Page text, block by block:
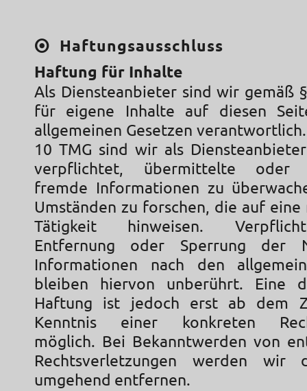
Haftungsausschluss
Haftung für Inhalte
Als Diensteanbieter sind wir gemäß
für eigene Inhalte auf diesen
allgemeinen Gesetzen
10 TMG sind wir als
verpflichtet, übermittelte oder
fremde Informationen zu
Umständen zu forschen, die auf
Tätigkeit hinweisen.
Entfernung oder Sperrung der
Informationen nach den
bleiben hiervon unberührt. Eine
Haftung ist jedoch erst ab dem
Kenntnis einer konkreten
möglich. Bei Bekanntwerden von
Rechtsverletzungen werden wir
umgehend entfernen.